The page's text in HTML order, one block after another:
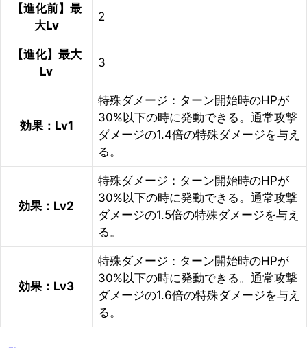
【進化前】最
大Lv
2
【進化】最大
Lv
3
効果：Lv1
特殊ダメージ：ターン開始時のHPが
30%以下の時に発動できる。通常攻撃
ダメージの1.4倍の特殊ダメージを与え
る。
効果：Lv2
特殊ダメージ：ターン開始時のHPが
30%以下の時に発動できる。通常攻撃
ダメージの1.5倍の特殊ダメージを与え
る。
効果：Lv3
特殊ダメージ：ターン開始時のHPが
30%以下の時に発動できる。通常攻撃
ダメージの1.6倍の特殊ダメージを与え
る。